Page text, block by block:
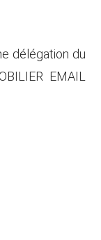
délégation du
EMAIL